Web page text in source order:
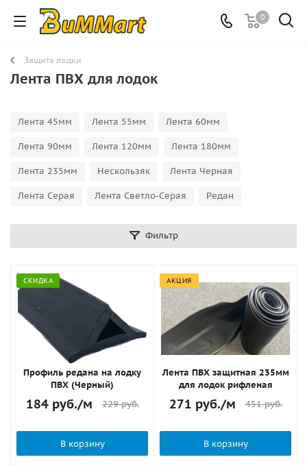
0
Защита лодки
Лента ПВХ для лодок
Лента 45мм Лента 55мм Лента 60мм
Лента 90мм Лента 120мм Лента 180мм
Лента 235мм Нескользяк Лента Черная
Лента Серая Лента Светло-Серая Редан
Фильтр
СКИДКА
Профиль редана на лодку
ПВХ (Черный)
184руб./м 229руб.
В корзину
АКЦИЯ
Лента ПВХ защитная 235мм
для лодок рифленая
271 руб./м 451руб.
В корзину